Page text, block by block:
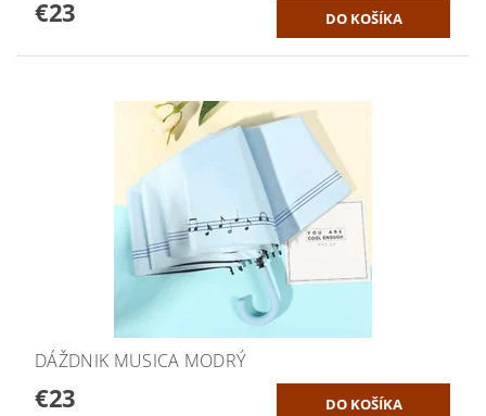
€23
DÁŽDNIK MUSICA MODRÝ
€23